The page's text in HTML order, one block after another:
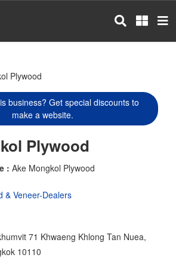
Plywood
business? Get special discounts to
make a website.
Plywood
: Ake Mongkol Plywood
& Veneer-Dealers
71 Khwaeng Khlong Tan Nuea,
10110